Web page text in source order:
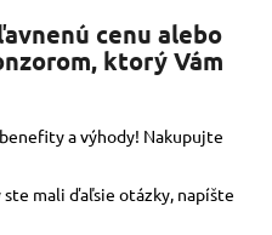
cenu alebo
ktorý Vám
a výhody! Nakupujte
mali ďaľsie otázky, napíšte